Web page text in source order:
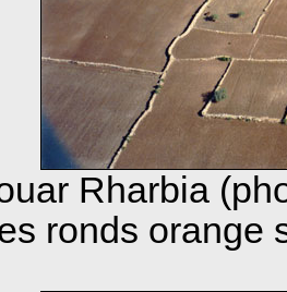
Rharbia
ronds orange